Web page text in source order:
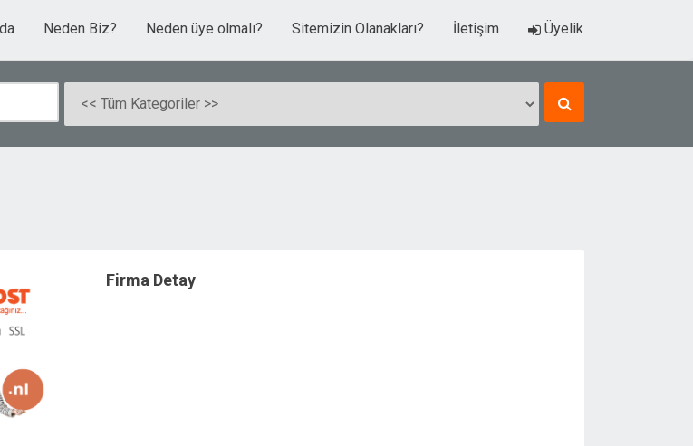
Neden Biz? Neden üye olmalı? Sitemizin Olanakları? İletişim Üyelik
Firma Detay